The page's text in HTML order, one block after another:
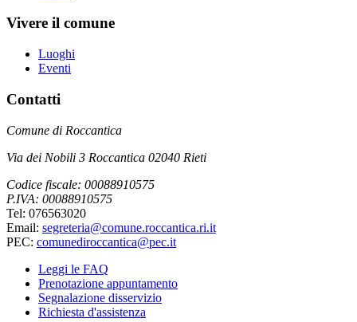
Vivere il comune
Luoghi
Eventi
Contatti
Comune di Roccantica
Via dei Nobili 3 Roccantica 02040 Rieti
Codice fiscale: 00088910575
P.IVA: 00088910575
Tel: 076563020
Email: segreteria@comune.roccantica.ri.it
PEC: comunediroccantica@pec.it
Leggi le FAQ
Prenotazione appuntamento
Segnalazione disservizio
Richiesta d'assistenza